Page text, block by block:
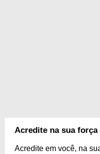
Acredite na sua força
Acredite em você, na